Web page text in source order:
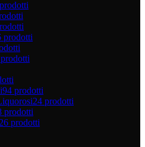
prodotti
94 prodotti
24 prodotti
prodotti
prodotti